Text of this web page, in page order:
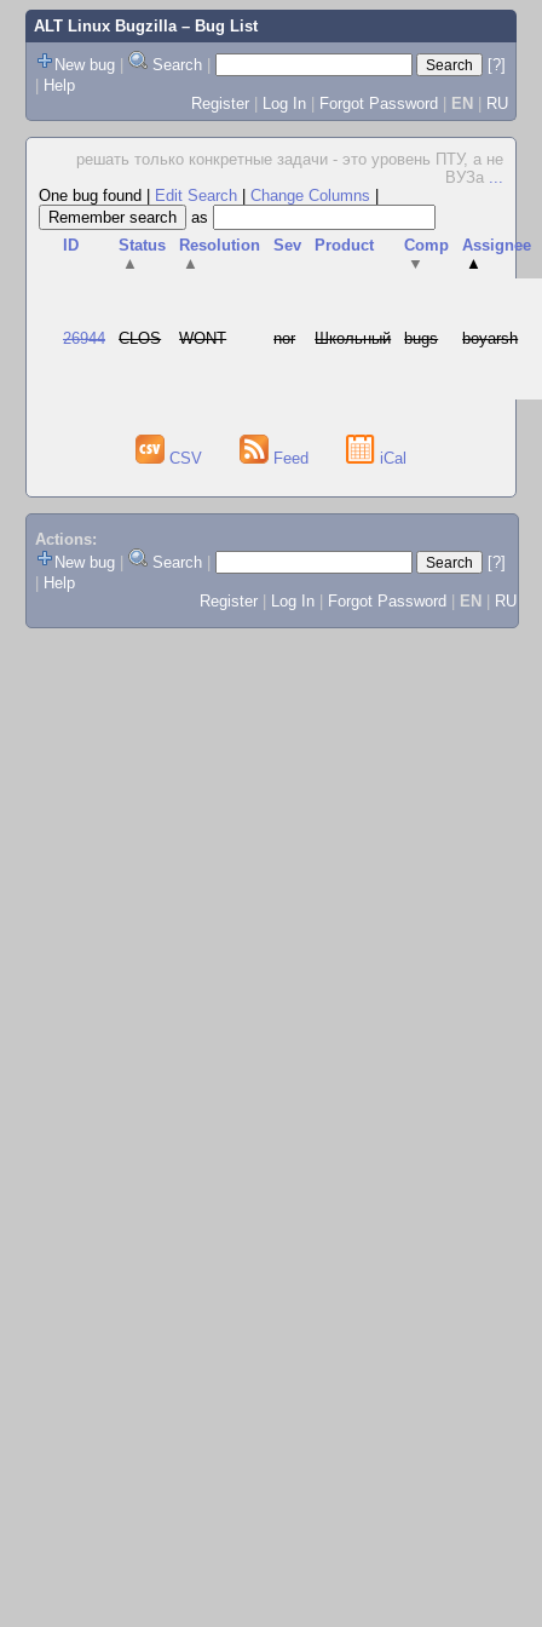
ALT Linux Bugzilla– Bug List
New bug | Search |
[?]
| Help
Register | Log In | Forgot Password | EN | RU
решать только конкретные задачи - это уровень ПТУ, а не
ВУЗа ...
One bug found
Edit Search Change Columns
as
ID
Status
▲
Resolution
▲
Sev Product
Comp
▼
Assignee
▲
26944 CLOS WONT nor Школьный bugs boyarsh
CSV Feed iCal
Actions:
New bug
Search
[?]
Help
Register
Log In Forgot Password EN RU